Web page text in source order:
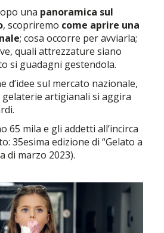
una panoramica sul
, scopriremo come aprire una
; cosa occorre per avviarla;
quali attrezzature siano
si guadagni gestendola.
d’idee sul mercato nazionale,
gelaterie artigianali si aggira
65 mila e gli addetti all’incirca
35esima edizione di “Gelato a
di marzo 2023).